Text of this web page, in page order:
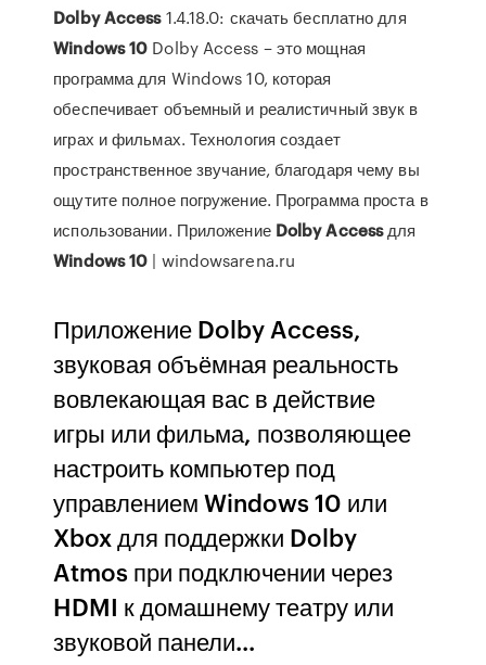
Dolby Access1.4.18.0: скачать бесплатно для
Windows10 Dolby Access – это мощная
программа для Windows 10, которая
обеспечивает объемный и реалистичный звук в
играх и фильмах. Технология создает
пространственное звучание, благодаря чему вы
ощутите полное погружение. Программа проста в
использовании. Приложение DolbyAccessдля
Windows10 | windowsarena.ru
Приложение Dolby Access,
звуковая объёмная реальность
вовлекающая вас в действие
игры или фильма, позволяющее
настроить компьютер под
управлением Windows 10 или
Xbox для поддержки Dolby
Atmos при подключении через
HDMI к домашнему театру или
звуковой панели...